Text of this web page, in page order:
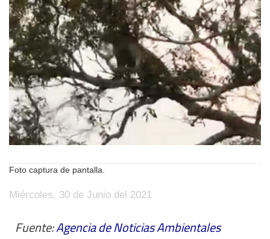
Foto captura de pantalla.
Miércoles, 30 de Junio del 2021
Fuente:Agencia de Noticias Ambientales